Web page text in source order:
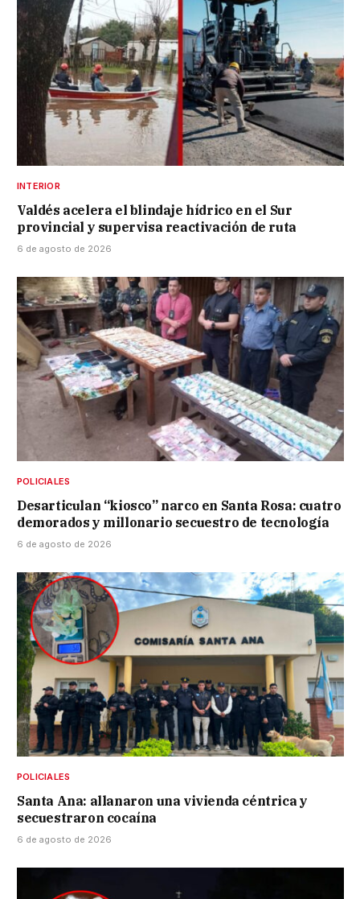
INTERIOR
Valdés acelera el blindaje hídrico en el Sur
provincial y supervisa reactivación de ruta
6 de agosto de 2026
POLICIALES
Desarticulan “kiosco” narco en Santa Rosa: cuatro
demorados y millonario secuestro de tecnología
6 de agosto de 2026
POLICIALES
Santa Ana: allanaron una vivienda céntrica y
secuestraron cocaína
6 de agosto de 2026